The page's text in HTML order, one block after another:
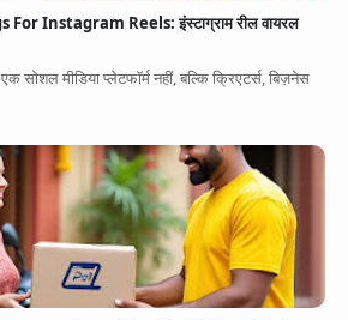
Instagram Reels: इंस्टाग्राम रील वायरल
सोशल मीडिया प्लेटफॉर्म नहीं, बल्कि क्रिएटर्स, बिज़नेस